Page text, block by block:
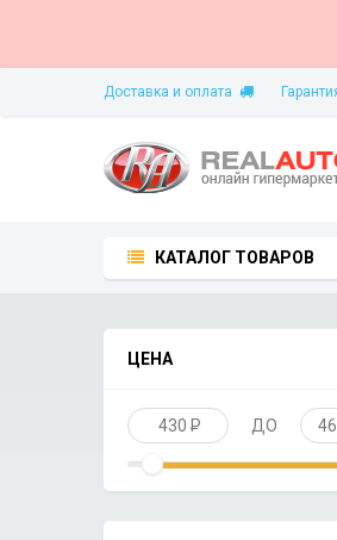
Доставка и оплата
КАТАЛОГ ТОВАРОВ
ЦЕНА
430 P ДО